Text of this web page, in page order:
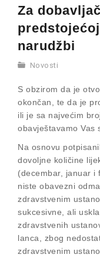
Za
narudžbi
Novosti
S obzirom da je
okončan, te da je
ili je sa najvećim
obavještavamo Vas
Na osnovu
dovoljne količine
(decembar, januar
niste obavezni
zdravstvenim
sukcesivne, ali
zdravstvenih
lanca, zbog
zdravstvenim